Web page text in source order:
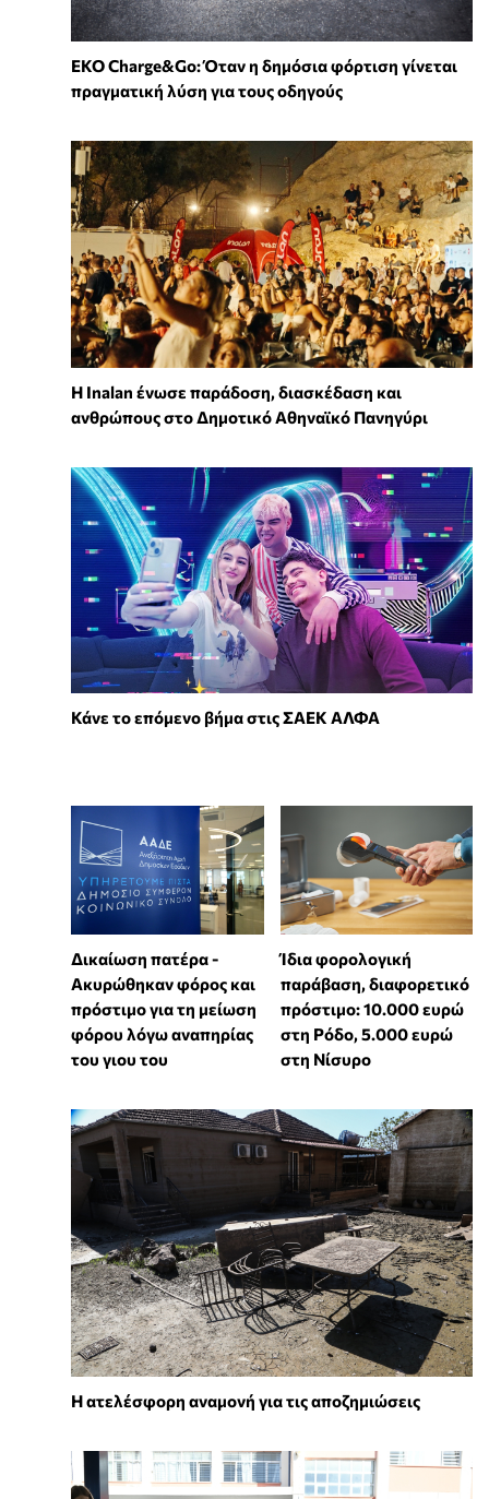
EKO Charge&Go: Όταν η δημόσια φόρτιση γίνεται
πραγματική λύση για τους οδηγούς
Η Inalan ένωσε παράδοση, διασκέδαση και
ανθρώπους στο Δημοτικό Αθηναϊκό Πανηγύρι
Κάνε το επόμενο βήμα στις ΣΑΕΚ ΑΛΦΑ
Δικαίωση πατέρα -
Ακυρώθηκαν φόρος και
πρόστιμο για τη μείωση
φόρου λόγω αναπηρίας
του γιου του
Ίδια φορολογική
παράβαση, διαφορετικό
πρόστιμο: 10.000 ευρώ
στη Ρόδο, 5.000 ευρώ
στη Νίσυρο
Η ατελέσφορη αναμονή για τις αποζημιώσεις